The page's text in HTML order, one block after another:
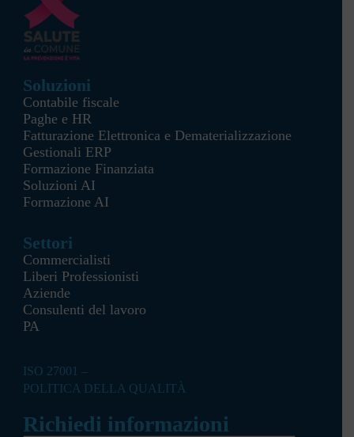
Richiedi informazioni
Soluzioni
Contabile fiscale
Paghe e HR
Fatturazione Elettronica e Dematerializzazione
Gestionali ERP
Formazione Finanziata
Soluzioni AI
Formazione AI
Settori
Commercialisti
Liberi Professionisti
Aziende
Consulenti del lavoro
PA
ISO 27001 –
POLITICA DELLA QUALITÀ